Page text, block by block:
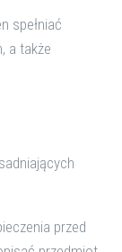
spełniać
a także
przed